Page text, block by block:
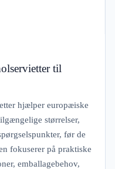
til
hjælper europæiske
størrelser,
før de
fokuserer på praktiske
emballagebehov,